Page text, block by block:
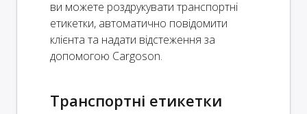
ви можете роздрукувати транспортні
етикетки, автоматично повідомити
клієнта та надати відстеження за
допомогою Cargoson.
Транспортні етикетки